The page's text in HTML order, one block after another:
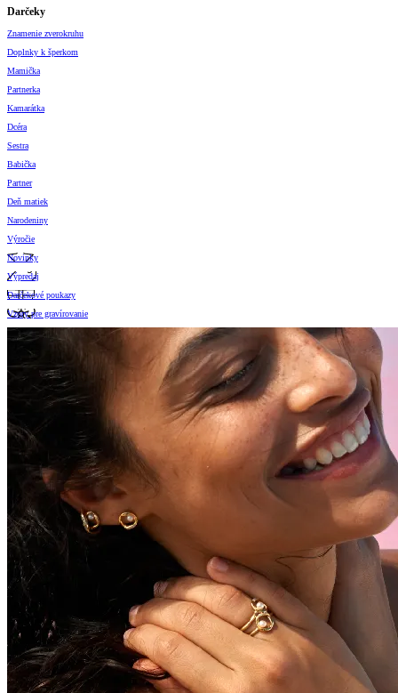
Darčeky
Znamenie zverokruhu
Doplnky k šperkom
Mamička
Partnerka
Kamarátka
Dcéra
Sestra
Babička
Partner
Deň matiek
Narodeniny
Výročie
Novinky
Výpredaj
Darčekové poukazy
Vzory pre gravírovanie